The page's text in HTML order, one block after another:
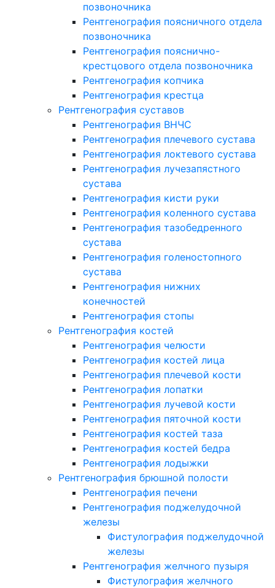
позвоночника
Рентгенография поясничного отдела
позвоночника
Рентгенография пояснично-
крестцового отдела позвоночника
Рентгенография копчика
Рентгенография крестца
Рентгенография суставов
Рентгенография ВНЧС
Рентгенография плечевого сустава
Рентгенография локтевого сустава
Рентгенография лучезапястного
сустава
Рентгенография кисти руки
Рентгенография коленного сустава
Рентгенография тазобедренного
сустава
Рентгенография голеностопного
сустава
Рентгенография нижних
конечностей
Рентгенография стопы
Рентгенография костей
Рентгенография челюсти
Рентгенография костей лица
Рентгенография плечевой кости
Рентгенография лопатки
Рентгенография лучевой кости
Рентгенография пяточной кости
Рентгенография костей таза
Рентгенография костей бедра
Рентгенография лодыжки
Рентгенография брюшной полости
Рентгенография печени
Рентгенография поджелудочной
железы
Фистулография поджелудочной
железы
Рентгенография желчного пузыря
Фистулография желчного